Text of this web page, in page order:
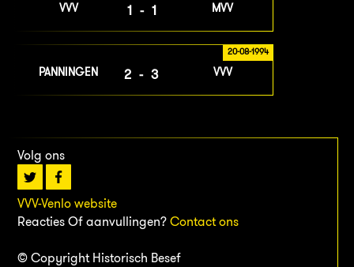
VVV 1-1 MVV
20-08-1994
PANNINGEN 2-3 VVV
Volg ons
VVV-Venlo website
Reacties Of aanvullingen? Contact ons
© Copyright Historisch Besef